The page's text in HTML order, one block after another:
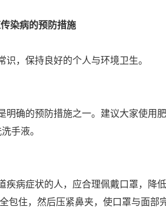
染病的预防措施
，保持良好的个人与环境卫生。
确的预防措施之一。建议大家使用
手液。
病症状的人，应合理佩戴口罩，降低
住，然后压紧鼻夹，使口罩与面部